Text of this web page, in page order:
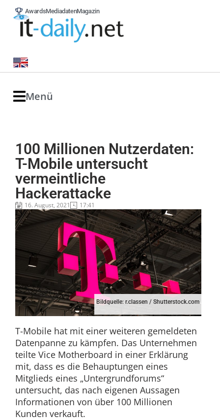
AwardsMediadatenMagazin
Menü
100 Millionen Nutzerdaten:
T-Mobile untersucht
vermeintliche
Hackerattacke
16. August, 2021 17:41
Bildquelle: r.classen / Shutterstock.com
T-Mobile hat mit einer weiteren gemeldeten
Datenpanne zu kämpfen. Das Unternehmen
teilte Vice Motherboard in einer Erklärung
mit, dass es die Behauptungen eines
Mitglieds eines „Untergrundforums“
untersucht, das nach eigenen Aussagen
Informationen von über 100 Millionen
Kunden verkauft.